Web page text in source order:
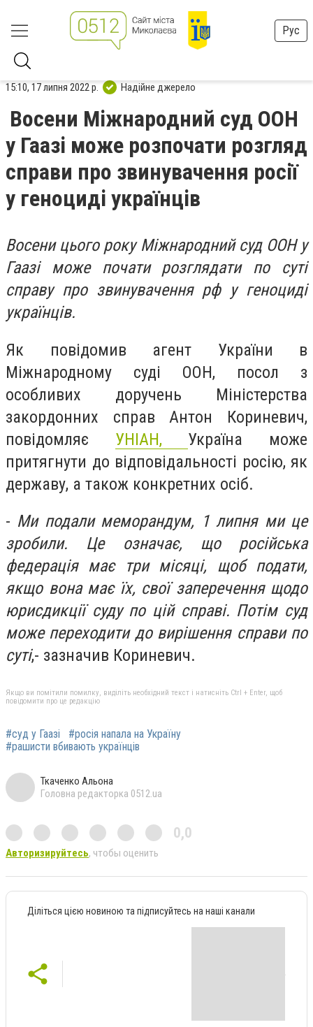
Рус
15:10, 17 липня 2022 р. Надійне джерело
Восени Міжнародний суд ООН
у Гаазі може розпочати розгляд
справи про звинувачення росії
у геноциді українців
Восени цього року Міжнародний суд ООН у
Гаазі може почати розглядати по суті
справу про звинувачення рф у геноциді
українців.
Як повідомив агент України в
Міжнародному суді ООН, посол з
особливих доручень Міністерства
закордонних справ Антон Кориневич,
повідомляє УНІАН, Україна може
притягнути до відповідальності росію, як
державу, а також конкретних осіб.
- Ми подали меморандум, 1 липня ми це
зробили. Це означає, що російська
федерація має три місяці, щоб подати,
якщо вона має їх, свої заперечення щодо
юрисдикції суду по цій справі. Потім суд
може переходити до вирішення справи по
суті,- зазначив Кориневич.
Якщо ви помітили помилку, виділіть необхідний текст і натисніть Ctrl + Enter, щоб
повідомити про це редакцію
#суд у Гаазі
#росія напала на Україну
#рашисти вбивають українців
Ткаченко Альона
Головна редакторка 0512.ua
0,0
Авторизируйтесь, чтобы оценить
Діліться цією новиною та підписуйтесь на наші канали